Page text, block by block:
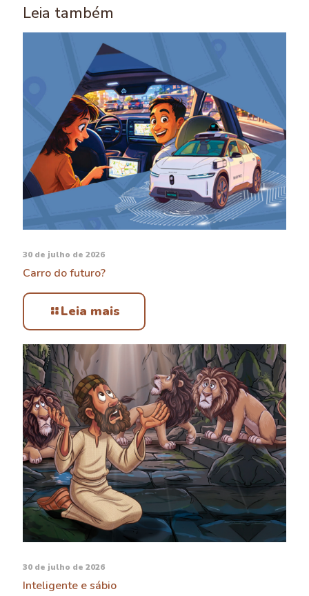
Leia também
30 de julho de 2026
Carro do futuro?
Leia mais
30 de julho de 2026
Inteligente e sábio